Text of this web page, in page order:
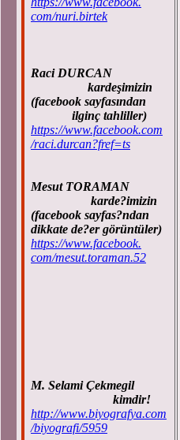
com/nuri.birtek
Raci DURCAN
kardeşimizin
(facebook sayfasından
ilginç tahliller)
https://www.facebook.com
/raci.durcan?fref=ts
Mesut TORAMAN
karde?imizin
(facebook sayfas?ndan
dikkate de?er görüntüler)
https://www.facebook.
com/mesut.toraman.52
M. Selami Çekmegil
kimdir!
http://www.biyografya.com
/biyografi/5959